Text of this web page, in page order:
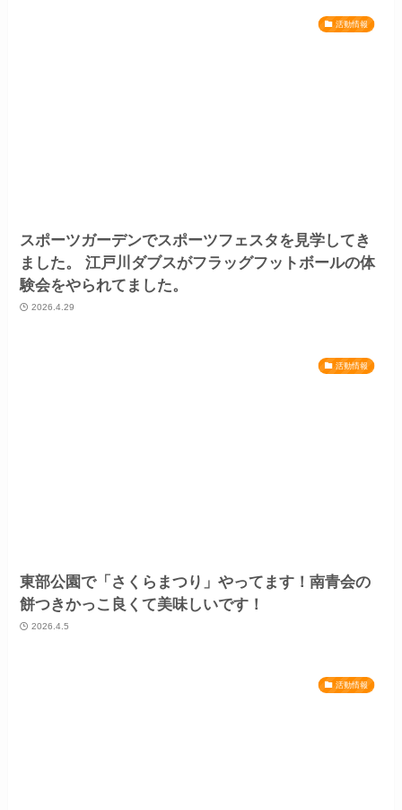
活動情報
スポーツガーデンでスポーツフェスタを見学してき
ました。 江戸川ダブスがフラッグフットボールの体
験会をやられてました。
2026.4.29
活動情報
東部公園で「さくらまつり」やってます！南青会の
餅つきかっこ良くて美味しいです！
2026.4.5
活動情報